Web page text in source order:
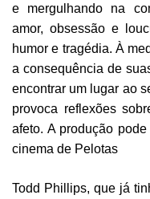
e mergulhando na
amor, obsessão e
humor e tragédia. À
a consequência de
encontrar um lugar ao
provoca reflexões
afeto. A produção
cinema de Pelotas
Todd Phillips, que já